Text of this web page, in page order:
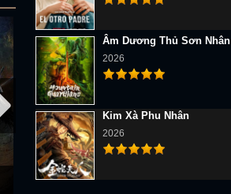
Full HD Vietsub
Lost Song
Âm Dương Thủ Sơn Nhân
2026
Kim Xà Phu Nhân
2026